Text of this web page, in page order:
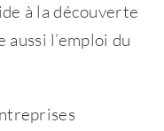
à la découverte
l’emploi du